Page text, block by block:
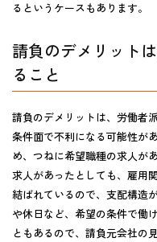
るというケースもあります。
請負のデメリット
ること
請負のデメリットは、労働者
条件面で不利になる可能性が
め、つねに希望職種の求人が
求人があったとしても、雇用
結ばれているので、支配構造
や休日など、希望の条件で働
ともあるので、 請負元会社の